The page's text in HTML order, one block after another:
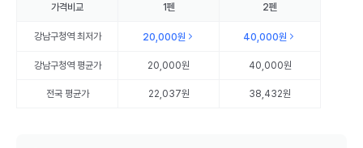
가격비교 1펜 2펜
강남구청역최저가 20,000원 40,000원
강남구청역평균가 20,000원 40,000원
전국 평균가 22,037원 38,432원